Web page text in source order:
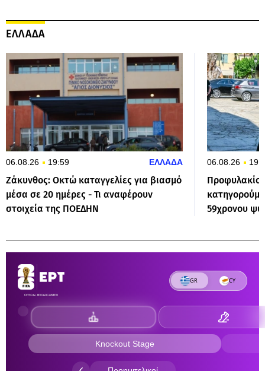
ΕΛΛΑΔΑ
06.08.26 19:59 ΕΛΛΑΔΑ
Ζάκυνθος: Οκτώ καταγγελίες για βιασμό
μέσα σε 20 ημέρες - Τι αναφέρουν
στοιχεία της ΠΟΕΔΗΝ
06.08.26
59χρονου